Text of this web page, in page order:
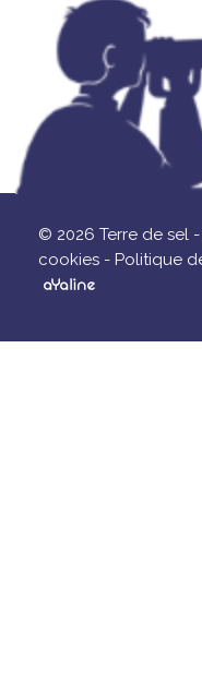
© 2026 Terre de sel -
cookies - Politique